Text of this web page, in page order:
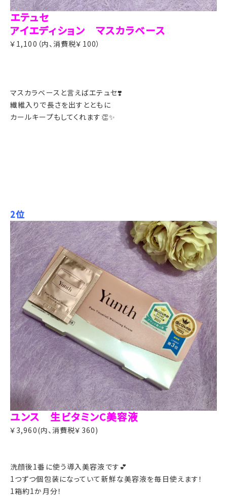
エテュセ
アイエディション マスカラベース
￥1,100（内、消費税￥100）
マスカラベースと言えばエテュセ❣️
繊維入りで長さを出すとともに
カールキープもしてくれます👏✨
2位
ユンス 生ビタミンC美容液
￥3,960(内、消費税￥360)
洗顔後1番に使う導入美容液です💕
1つずつ個包装になっていて新鮮な美容液を毎日使えます！
1箱約1か月分！